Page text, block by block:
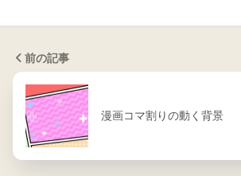
前の記事
漫画コマ割りの動く背景